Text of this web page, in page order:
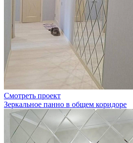
Смотреть проект
Зеркальное панно в общем коридоре